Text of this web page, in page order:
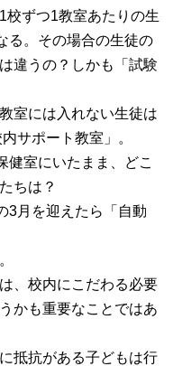
校ずつ1教室あたりの生
る。その場合の生徒の
違うの？しかも「試験
室には入れない生徒は
サポート教室」。
健室にいたまま、どこ
ちは？
3月を迎えたら「自動
、校内にこだわる必要
かも重要なことではあ
抵抗がある子どもは行